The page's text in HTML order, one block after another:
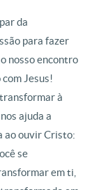
da
para fazer
nosso encontro
Jesus!
à
ajuda a
ao ouvir Cristo:
se
em ti,